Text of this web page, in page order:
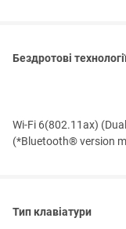
Бездротові
Wi-Fi 6(802.11ax)
(*Bluetooth® version
Тип клавіатури